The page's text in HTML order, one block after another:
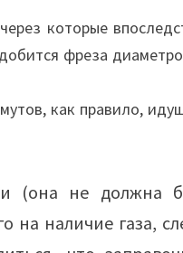
которые
фреза
как правило,
(она не должна
на наличие газа,